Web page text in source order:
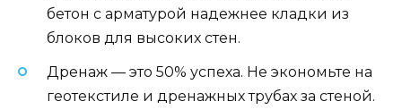
бетон с арматурой надежнее кладки из
блоков для высоких стен.
Дренаж — это 50% успеха. Не экономьте на
геотекстиле и дренажных трубах за стеной.